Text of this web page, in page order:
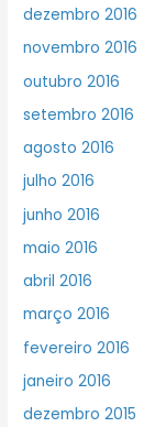
dezembro 2016
novembro 2016
outubro 2016
setembro 2016
agosto 2016
julho 2016
junho 2016
maio 2016
abril 2016
março 2016
fevereiro 2016
janeiro 2016
dezembro 2015